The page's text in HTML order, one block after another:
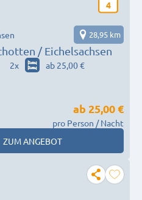
4
/ Eichelsachsen
28,95 km
2x
ab 25,00 €
ab 25,00 €
pro Person / Nacht
ZUM ANGEBOT